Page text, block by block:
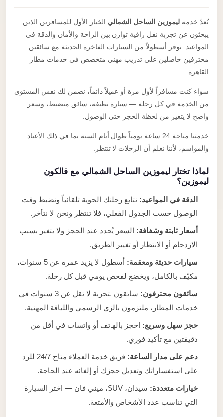
تُعدّ خدمةليموزين الساحل الشماليالخيار الأول للمسافرين الذين
يبحثون عن تجربة نقل راقية توازن بين الراحة والأمان والدقة في
المواعيد. نوفر أسطولاً من السيارات الفاخرة الحديثة مع سائقين
محترفين حاصلين على تدريب مهني متخصص في خدمات مطار
القاهرة.
سواء كنت مسافراً لأول مرة أو عميلاً دائماً، نضمن لك نفس المستوى
من الخدمة في كل رحلة — سيارة نظيفة، سائق منضبط، وسعر
واضح لا يتغير من لحظة الحجز حتى الوصول.
خدمتنا متاحة 24 ساعة يومياً طوال أيام السنة بما في ذلك الأعياد
والمواسم، لأننا نعلم أن الرحلات لا تنتظر.
لماذا تختار ليموزين الساحل الشمالي مع فالكون
ليموزين؟
الدقة في المواعيد:نتابع رحلتك الجوية تلقائياً ونضبط وقت
الوصول حسب الجدول الفعلي، فلا تنتظر ونحن لا نتأخر.
أسعار ثابتة وشفافة:السعر يُحدد عند الحجز ولا يتغير بسبب
الازدحام أو الانتظار أو تغيير الطريق.
سيارات حديثة ومعقمة:
أسطول لا يزيد عمره عن 5 سنوات،
مكيّف بالكامل، ويخضع لفحص يومي قبل كل رحلة.
سائقون محترفون:
سائقون بتجربة لا تقل عن 3 سنوات في
خدمات المطار، ملتزمون بالزي الرسمي واللياقة المهنية.
حجز سهل وسريع:احجز بالهاتف أو واتساب في أقل من
دقيقتين مع تأكيد فوري.
دعم على مدار الساعة:
فريق خدمة العملاء متاح 24/7 للرد
على استفساراتك وتعديل حجزك أو إلغائه عند الحاجة.
خيارات متعددة:
سيدان، SUV، ميني فان — اختر السيارة
التي تناسب عدد الأشخاص والأمتعة.